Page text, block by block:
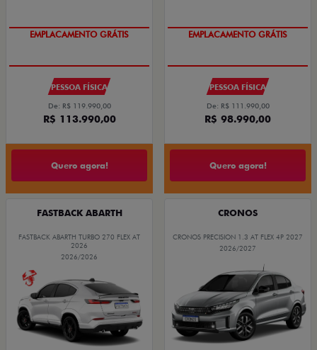
EMPLACAMENTO GRÁTIS
PESSOA FÍSICA
De: R$ 119.990,00
R$ 113.990,00
Quero agora!
EMPLACAMENTO GRÁTIS
PESSOA FÍSICA
De: R$ 111.990,00
R$ 98.990,00
Quero agora!
FASTBACK ABARTH
FASTBACK ABARTH TURBO 270 FLEX AT
2026
2026/2026
CRONOS
CRONOS PRECISION 1.3 AT FLEX 4P 2027
2026/2027